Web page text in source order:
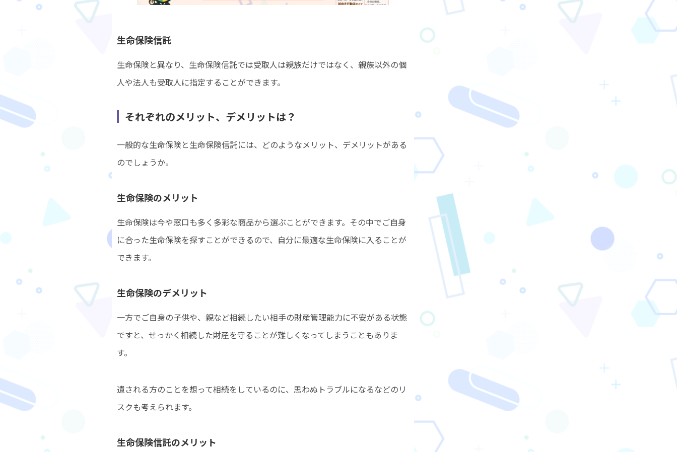
生命保険信託
生命保険と異なり、生命保険信託では受取人は親族だけではなく、親族以外の個
人や法人も受取人に指定することができます。
それぞれのメリット、デメリットは？
一般的な生命保険と生命保険信託には、どのようなメリット、デメリットがある
のでしょうか。
生命保険のメリット
生命保険は今や窓口も多く多彩な商品から選ぶことができます。その中でご自身
に合った生命保険を探すことができるので、自分に最適な生命保険に入ることが
できます。
生命保険のデメリット
一方でご自身の子供や、親など相続したい相手の財産管理能力に不安がある状態
ですと、せっかく相続した財産を守ることが難しくなってしまうこともありま
す。
遺される方のことを想って相続をしているのに、思わぬトラブルになるなどのリ
スクも考えられます。
生命保険信託のメリット